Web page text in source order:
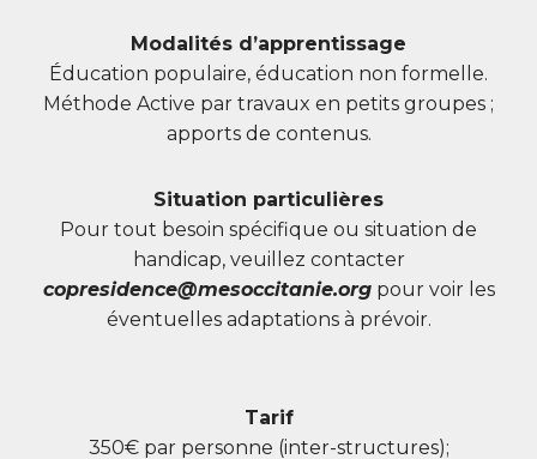
Modalités d’apprentissage
Éducation populaire, éducation non formelle.
Méthode Active par travaux en petits groupes ;
apports de contenus.
Situation particulières
Pour tout besoin spécifique ou situation de
handicap, veuillez contacter
copresidence@mesoccitanie.orgpour voir les
éventuelles adaptations à prévoir.
Tarif
350€ par personne (inter-structures);